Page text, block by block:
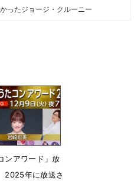
ったジョージ・クルーニー
ンアワード」放
年に放送さ